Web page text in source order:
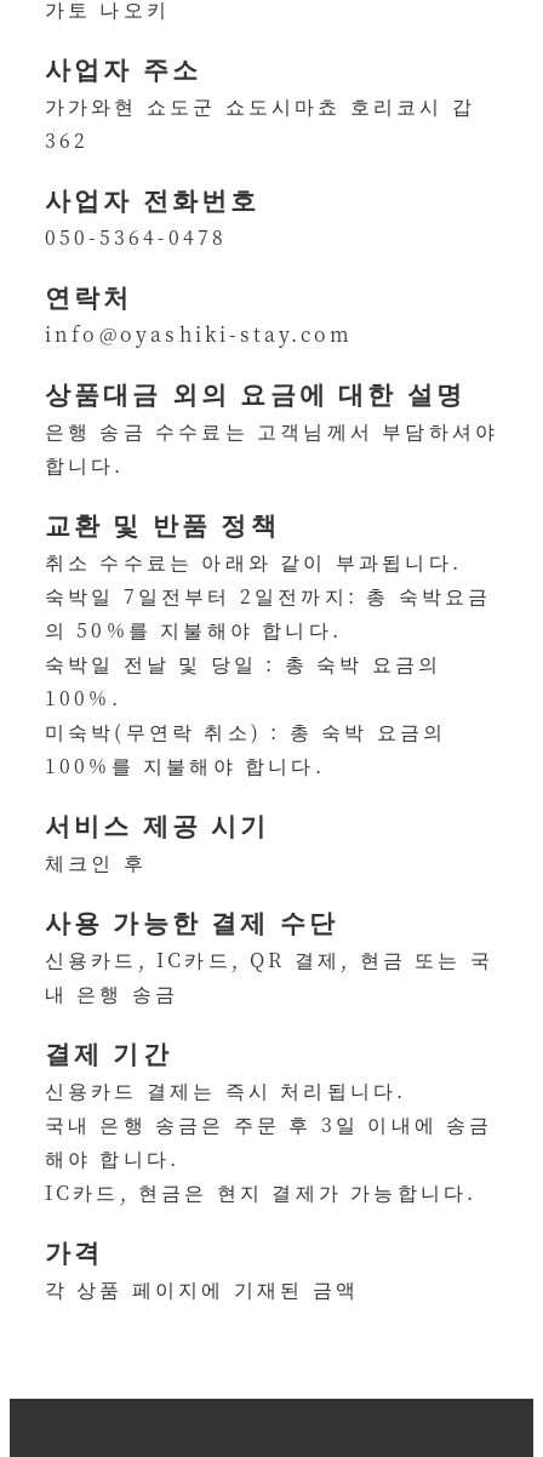
가토 나오키
사업자 주소
가가와현 쇼도군 쇼도시마쵸 호리코시 갑
362
사업자 전화번호
050-5364-0478
연락처
info@oyashiki-stay.com
상품대금 외의 요금에 대한 설명
은행 송금 수수료는 고객님께서 부담하셔야
합니다.
교환 및 반품 정책
취소 수수료는 아래와 같이 부과됩니다.
숙박일 7일전부터 2일전까지: 총 숙박요금
의 50%를 지불해야 합니다.
숙박일 전날 및 당일 : 총 숙박 요금의
100%.
미숙박(무연락 취소) : 총 숙박 요금의
100%를 지불해야 합니다.
서비스 제공 시기
체크인 후
사용 가능한 결제 수단
신용카드, IC카드, QR 결제, 현금 또는 국
내 은행 송금
결제 기간
신용카드 결제는 즉시 처리됩니다.
국내 은행 송금은 주문 후 3일 이내에 송금
해야 합니다.
IC카드, 현금은 현지 결제가 가능합니다.
가격
각 상품 페이지에 기재된 금액